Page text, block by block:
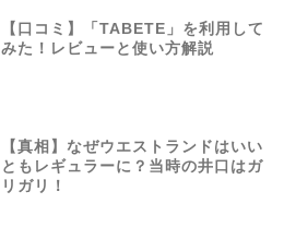
【口コミ】「TABETE」を利用して
みた！レビューと使い方解説
【真相】なぜウエストランドはいい
ともレギュラーに？当時の井口はガ
リガリ！